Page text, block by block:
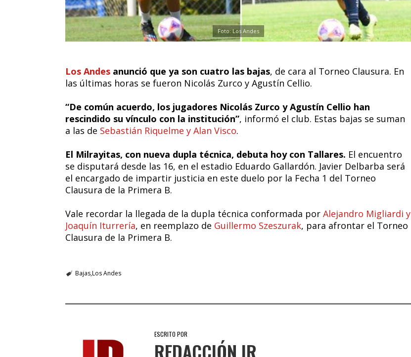
Foto: Los Andes
Los Andes anunció que ya son cuatro las bajas, de cara al Torneo Clausura. En
las últimas horas se fueron Nicolás Zurco y Agustín Cellio.
“De común acuerdo, los jugadores Nicolás Zurco y Agustín Cellio han
rescindido su vínculo con la institución”, informó el club. Estas bajas se suman
a las de Sebastián Riquelme y Alan Visco.
El Milrayitas, con nueva dupla técnica, debuta hoy con Tallares. El encuentro
se disputará desde las 16, en el estadio Eduardo Gallardón. Javier Delbarba será
el encargado de impartir justicia en este duelo por la Fecha 1 del Torneo
Clausura de la Primera B.
Vale recordar la llegada de la dupla técnica conformada por Alejandro Migliardi y
Joaquín Iturrería, en reemplazo de Guillermo Szeszurak, para afrontar el Torneo
Clausura de la Primera B.
BajasLos Andes
ESCRITO POR
REDACCIÓN IR